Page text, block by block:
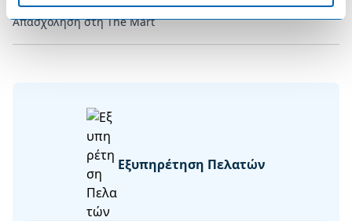
Απασχόληση στη The Mart
Εξυπηρέτηση Πελατών